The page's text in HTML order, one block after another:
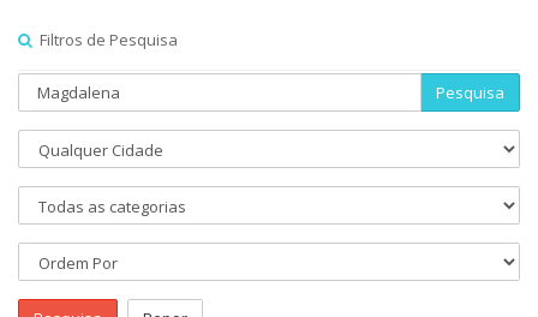
Filtros de Pesquisa
Pesquisa